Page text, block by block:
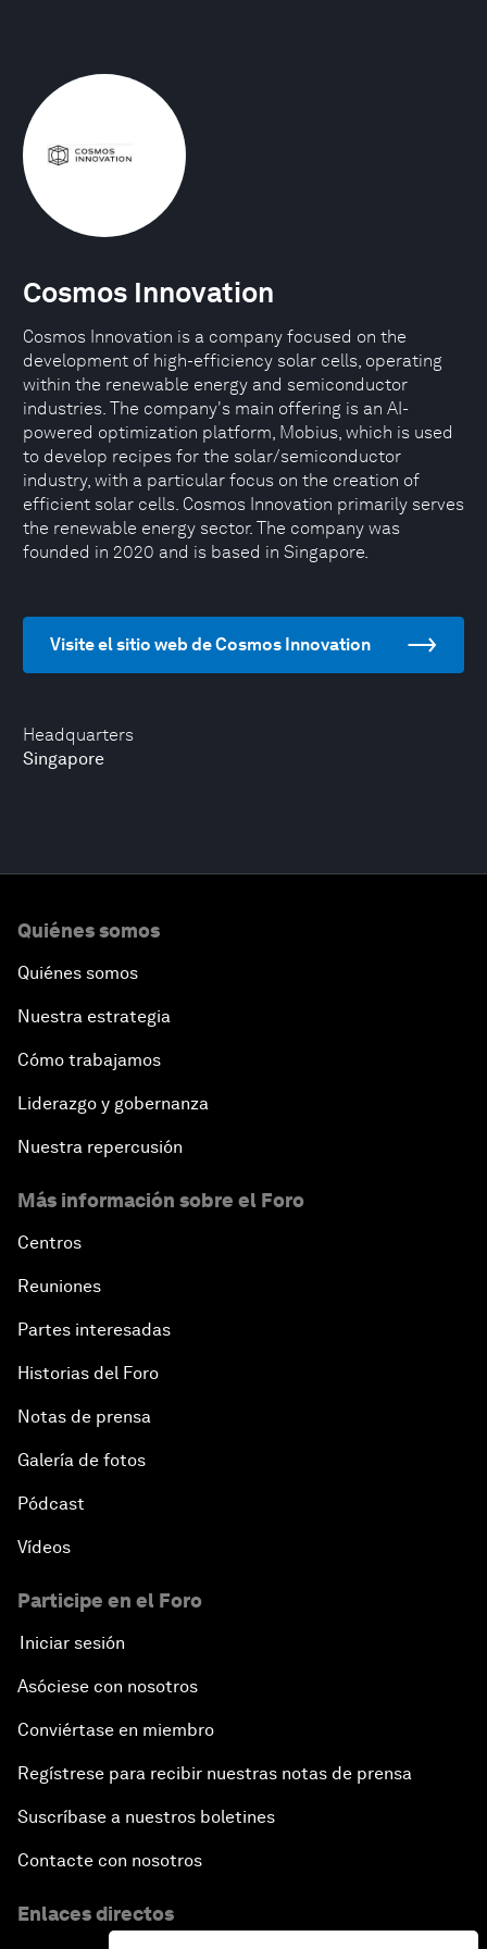
Headquarters
Singapore
Cosmos Innovation
Cosmos Innovation is a company focused on the
development of high-efficiency solar cells, operating
within the renewable energy and semiconductor
industries. The company's main offering is an AI-
powered optimization platform, Mobius, which is used
to develop recipes for the solar/semiconductor
industry, with a particular focus on the creation of
efficient solar cells. Cosmos Innovation primarily serves
the renewable energy sector. The company was
founded in 2020 and is based in Singapore.
Visite el sitio web de Cosmos Innovation
Quiénes somos
Quiénes somos
Nuestra estrategia
Cómo trabajamos
Liderazgo y gobernanza
Nuestra repercusión
Más información sobre el Foro
Centros
Reuniones
Partes interesadas
Historias del Foro
Notas de prensa
Galería de fotos
Pódcast
Vídeos
Participe en el Foro
Iniciar sesión
Asóciese con nosotros
Conviértase en miembro
Regístrese para recibir nuestras notas de prensa
Suscríbase a nuestros boletines
Contacte con nosotros
Enlaces directos